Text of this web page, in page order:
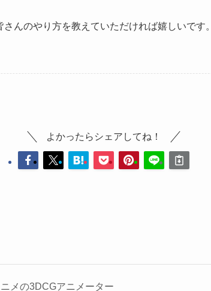
んのやり方を教えていただければ嬉しいです。
よかったらシェアしてね！
メの3DCGアニメーター